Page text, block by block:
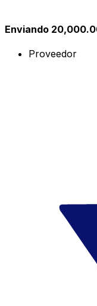
Enviando
Proveedor